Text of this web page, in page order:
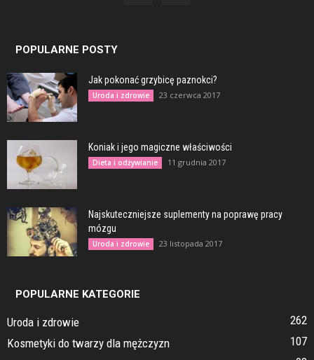
POPULARNE POSTY
Jak pokonać grzybicę paznokci?
Uroda i zdrowie 23 czerwca 2017
Koniak i jego magiczne właściwości
Dieta i odżywianie 11 grudnia 2017
Najskuteczniejsze suplementy na poprawę pracy
mózgu
Uroda i zdrowie 23 listopada 2017
POPULARNE KATEGORIE
Uroda i zdrowie
262
Kosmetyki do twarzy dla mężczyzn
107